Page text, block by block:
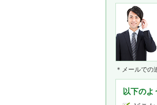
＊メールでの
以下の